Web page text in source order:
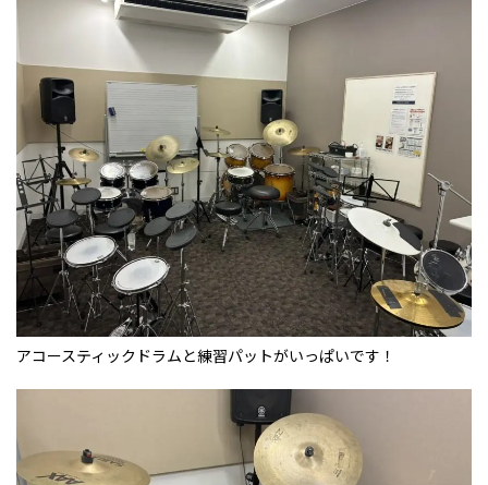
アコースティックドラムと練習パットがいっぱいです！